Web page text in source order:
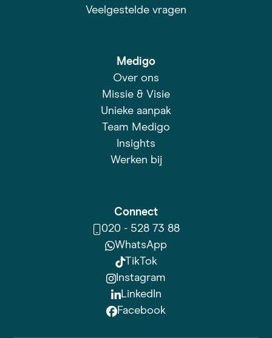
Veelgestelde vragen
Medigo
Over ons
Missie & Visie
Unieke aanpak
Team Medigo
Insights
Werken bij
Connect
020 - 528 73 88
WhatsApp
TikTok
Instagram
LinkedIn
Facebook